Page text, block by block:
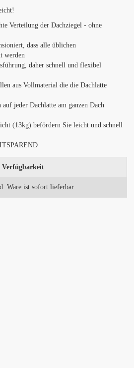
Verteilung der Dachziegel - ohne
dass alle üblichen
werden
daher schnell und flexibel
aus Vollmaterial die die Dachlatte
jeder Dachlatte am ganzen Dach
(13kg) befördern Sie leicht und schnell
Verfügbarkeit
Ware ist sofort lieferbar.